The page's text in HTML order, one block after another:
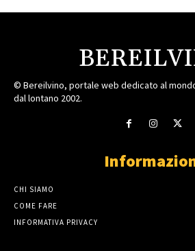
© Bereilvino, portale web dedicato al
dal lontano 2002.
CHI SIAMO
COME FARE
INFORMATIVA PRIVACY